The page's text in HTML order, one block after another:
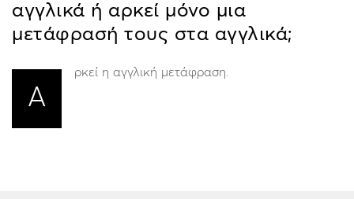
αγγλικά ή αρκεί μόνο μια
μετάφρασή τους στα αγγλικά;
Α
ρκεί η αγγλική μετάφραση.